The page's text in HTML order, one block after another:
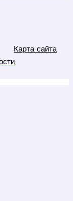
Карта сайта